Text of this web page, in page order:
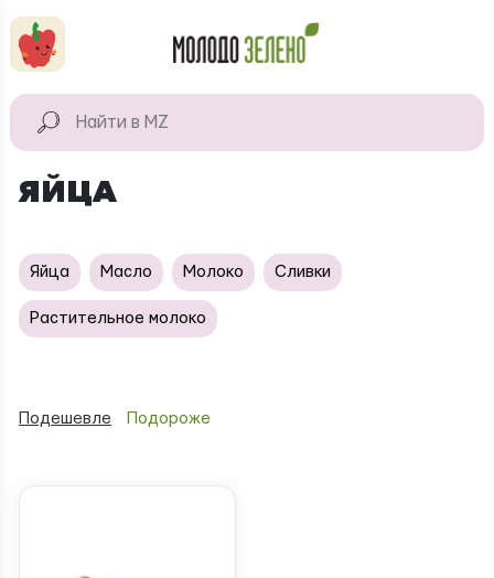
КАТАЛОГ
продукты
Натуральная
косметика
ЯЙЦА
Яйца Масло Молоко Сливки
Растительное молоко
Подешевле Подороже